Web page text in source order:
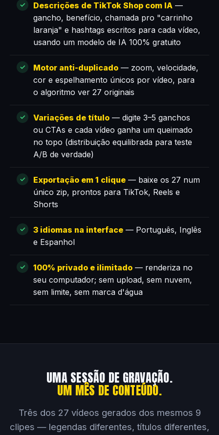
Descrições de TikTok Shop com IA —
gancho, benefício, chamada pro "carrinho
laranja" e hashtags escritos para cada vídeo,
usando um modelo de IA 100% gratuito
Motor anti-duplicado — zoom, velocidade,
cor e espelhamento únicos por vídeo, para
o algoritmo ver 27 originais
Variações de título — digite 3–5 ganchos
ou CTAs e cada vídeo ganha um queimado
no topo (distribuição equilibrada para teste
A/B de verdade)
Exportação em 1 clique — baixe os 27 num
único zip, prontos para TikTok, Reels e
Shorts
3 idiomas na interface — Português, Inglês
e Espanhol
100% privado e ilimitado — renderiza no
seu computador; sem upload, sem nuvem,
sem limite, sem marca d'água
UMA SESSÃO DE GRAVAÇÃO.
UM MÊS DE CONTEÚDO.
Três dos 27 vídeos gerados dos mesmos 9
clipes — legendas diferentes, títulos diferentes,